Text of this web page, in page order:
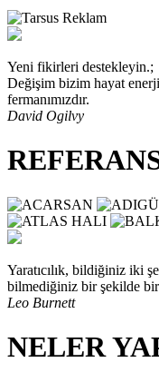
Yeni fikirleri destekleyin.;
Değişim bizim hayat
fermanımızdır.
David Ogilvy
Yaratıcılık, bildiğiniz iki
bilmediğiniz bir şekilde
Leo Burnett
NELER